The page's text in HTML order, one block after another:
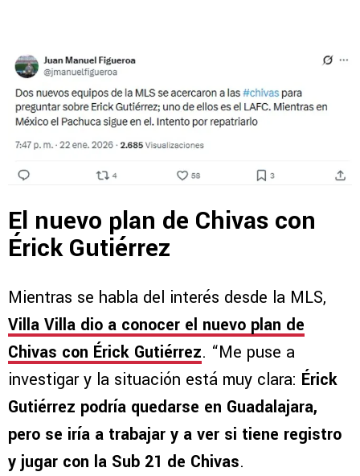
El nuevo plan de Chivas con
Érick Gutiérrez
Mientras se habla del interés desde la MLS,
Villa Villa dio a conocer el nuevo plan de
Chivas con Érick Gutiérrez. “Me puse a
investigar y la situación está muy clara: Érick
Gutiérrez podría quedarse en Guadalajara,
pero se iría a trabajar y a ver si tiene registro
y jugar con la Sub 21 de Chivas.